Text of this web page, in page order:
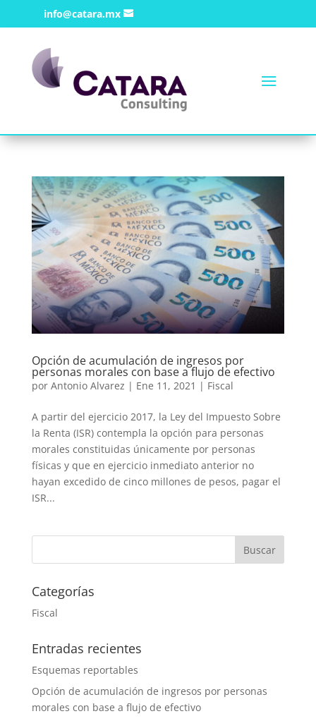
info@catara.mx
Opción de acumulación de ingresos por
personas morales con base a flujo de efectivo
por Antonio Alvarez | Ene 11, 2021 | Fiscal
A partir del ejercicio 2017, la Ley del Impuesto Sobre
la Renta (ISR) contempla la opción para personas
morales constituidas únicamente por personas
físicas y que en ejercicio inmediato anterior no
hayan excedido de cinco millones de pesos, pagar el
ISR...
Categorías
Fiscal
Entradas recientes
Esquemas reportables
Opción de acumulación de ingresos por personas
morales con base a flujo de efectivo